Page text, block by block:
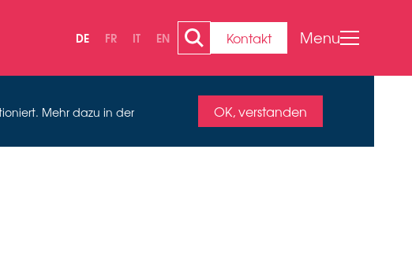
DE FR IT EN Kontakt Menu
Mehr dazu in der
OK, verstanden